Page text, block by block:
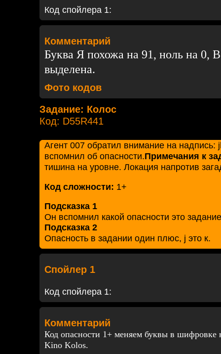
Код спойлера 1:
Комментарий
Буква Я похожа на 91, ноль на 0,
выделена.
Фото кодов
Задание: Колос
Код: D55R441
Агент 007 обратил внимание на надпись:
вспомнил об опасности.Примечания к
тишина на уровне. Локация напротив
Код сложности: 1+
Подсказка 1
Он вспомнил какой опасности это
Подсказка 2
Опасность в задании один плюс, j это к.
Спойлер 1
Код спойлера 1:
Комментарий
Код опасности 1+ меняем буквы в
Kino Kolos.